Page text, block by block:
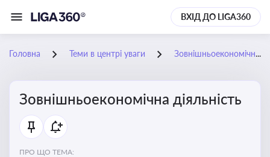
ВХІД ДО LIGA360
Головна Теми в центрі уваги Зовнішньоекономічна діяльність
Зовнішньоекономічна діяльність
ПРО ЩО ТЕМА: